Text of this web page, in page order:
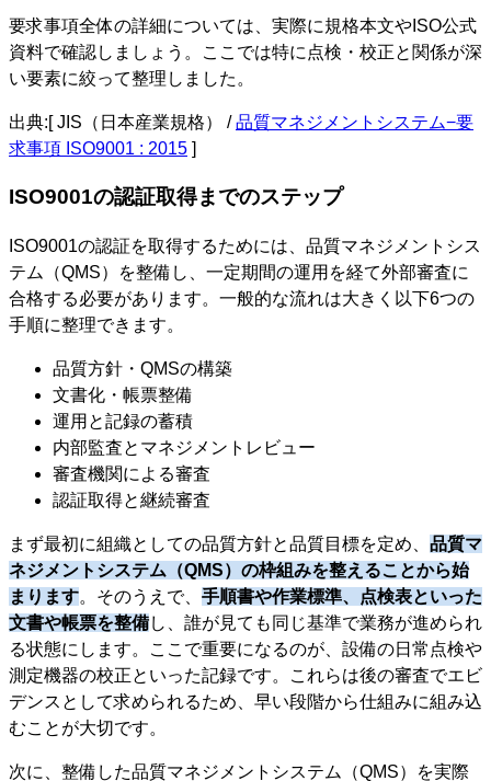
要求事項全体の詳細については、実際に規格本文やISO公式
資料で確認しましょう。ここでは特に点検・校正と関係が深
い要素に絞って整理しました。
出典:[ JIS（日本産業規格） /品質マネジメントシステム−要
求事項 ISO9001 : 2015 ]
ISO9001の認証取得までのステップ
ISO9001の認証を取得するためには、品質マネジメントシス
テム（QMS）を整備し、一定期間の運用を経て外部審査に
合格する必要があります。一般的な流れは大きく以下6つの
手順に整理できます。
品質方針・QMSの構築
文書化・帳票整備
運用と記録の蓄積
内部監査とマネジメントレビュー
審査機関による審査
認証取得と継続審査
まず最初に組織としての品質方針と品質目標を定め、 品質マ
ネジメントシステム（QMS）の枠組みを整えることから始
まります。そのうえで、 手順書や作業標準、点検表といった
文書や帳票を整備し、誰が見ても同じ基準で業務が進められ
る状態にします。ここで重要になるのが、設備の日常点検や
測定機器の校正といった記録です。これらは後の審査でエビ
デンスとして求められるため、早い段階から仕組みに組み込
むことが大切です。
次に、整備した品質マネジメントシステム（QMS）を実際